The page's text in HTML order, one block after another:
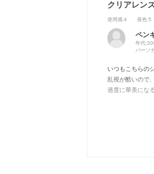
クリアレン
使用感:4 発色:5
ペン
年代:20
パーソ
いつもこちらの
乱視が酷いので
過度に華美にな
乾燥もあまり